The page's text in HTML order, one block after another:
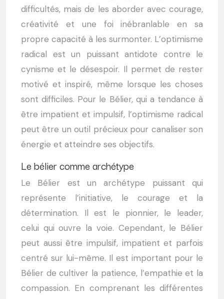
difficultés, mais de les aborder avec courage,
créativité et une foi inébranlable en sa
propre capacité à les surmonter. L’optimisme
radical est un puissant antidote contre le
cynisme et le désespoir. Il permet de rester
motivé et inspiré, même lorsque les choses
sont difficiles. Pour le Bélier, qui a tendance à
être impatient et impulsif, l’optimisme radical
peut être un outil précieux pour canaliser son
énergie et atteindre ses objectifs.
Le bélier comme archétype
Le Bélier est un archétype puissant qui
représente l’initiative, le courage et la
détermination. Il est le pionnier, le leader,
celui qui ouvre la voie. Cependant, le Bélier
peut aussi être impulsif, impatient et parfois
centré sur lui-même. Il est important pour le
Bélier de cultiver la patience, l’empathie et la
compassion. En comprenant les différentes